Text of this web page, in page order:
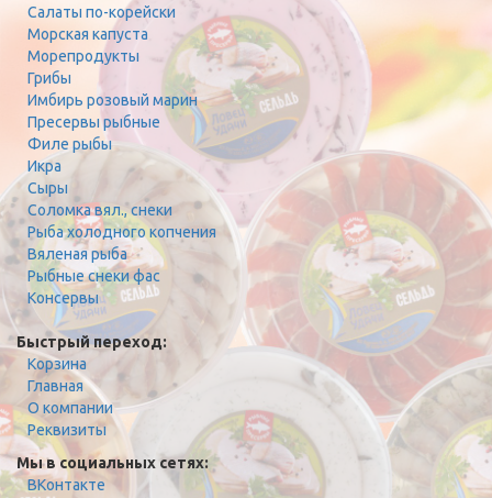
Салаты по-корейски
Морская капуста
Морепродукты
Грибы
Имбирь розовый марин
Пресервы рыбные
Филе рыбы
Икра
Сыры
Соломка вял., снеки
Рыба холодного копчения
Вяленая рыба
Рыбные снеки фас
Консервы
Быстрый переход:
Корзина
Главная
О компании
Реквизиты
Мы в социальных сетях:
ВКонтакте